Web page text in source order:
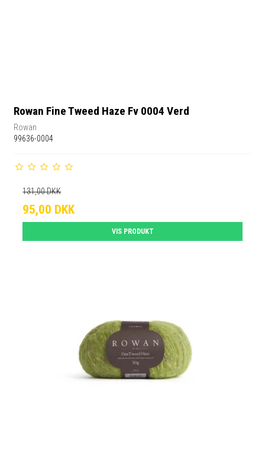
Rowan Fine Tweed Haze Fv 0004 Verd
Rowan
99636-0004
131,00 DKK
95,00 DKK
VIS PRODUKT